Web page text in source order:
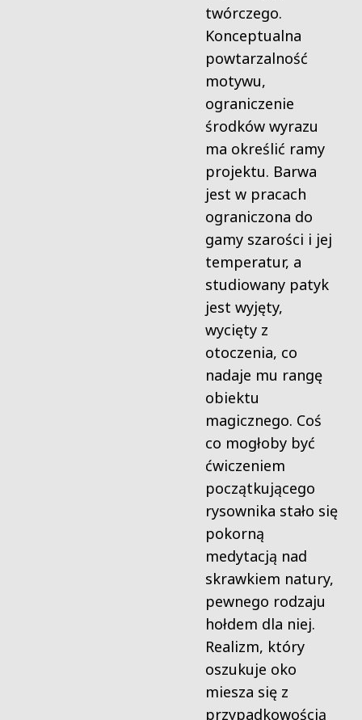
twórczego.
Konceptualna
powtarzalność
motywu,
ograniczenie
środków wyrazu
ma określić ramy
projektu. Barwa
jest w pracach
ograniczona do
gamy szarości i jej
temperatur, a
studiowany patyk
jest wyjęty,
wycięty z
otoczenia, co
nadaje mu rangę
obiektu
magicznego. Coś
co mogłoby być
ćwiczeniem
początkującego
rysownika stało się
pokorną
medytacją nad
skrawkiem natury,
pewnego rodzaju
hołdem dla niej.
Realizm, który
oszukuje oko
miesza się z
przypadkowością